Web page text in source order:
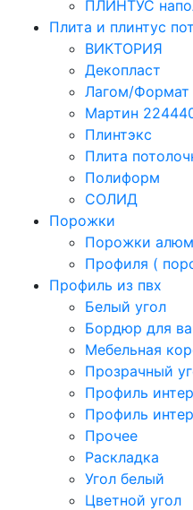
ПЛИНТУС
Плита и плинтус
ВИКТОРИЯ
Декопласт
Лагом/Формат
Мартин
Плинтэкс
Плита
Полиформ
СОЛИД
Порожки
Порожки
Профиля (
Профиль из пвх
Белый угол
Бордюр для
Мебельная
Прозрачный
Профиль
Профиль
Прочее
Раскладка
Угол белый
Цветной угол